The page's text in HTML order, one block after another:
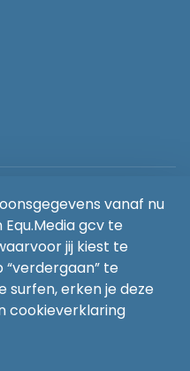
België
vanaf nu
gcv te
jij kiest te
te
surfen, erken je deze
cookieverklaring